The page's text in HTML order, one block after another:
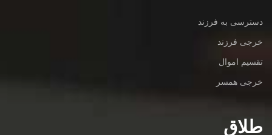
دسترسی به فرزند
خرجی فرزند
تقسیم اموال
خرجی همسر
طلاق